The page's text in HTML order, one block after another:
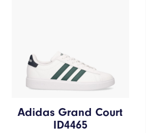
Adidas Grand Court
ID4465